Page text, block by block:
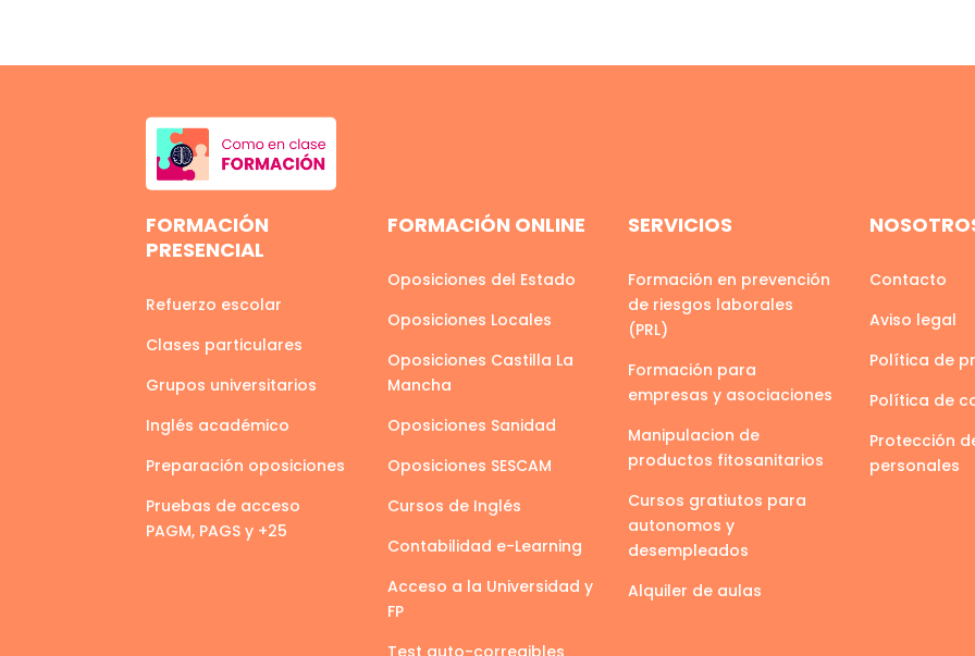
FORMACIÓN
PRESENCIAL
Refuerzo escolar
Clases particulares
Grupos universitarios
Inglés académico
Preparación oposiciones
Pruebas de acceso
PAGM, PAGS y +25
FORMACIÓN ONLINE
Oposiciones del Estado
Oposiciones Locales
Oposiciones Castilla La
Mancha
Oposiciones Sanidad
Oposiciones SESCAM
Cursos de Inglés
Contabilidad e-Learning
Acceso a la Universidad y
FP
SERVICIOS
Formación en prevención
de riesgos laborales
(PRL)
Formación para
empresas y asociaciones
Manipulacion de
productos fitosanitarios
Cursos gratiutos para
autonomos y
desempleados
Alquiler de aulas
Contacto
Aviso legal
Política de
Política de
Protección
personales